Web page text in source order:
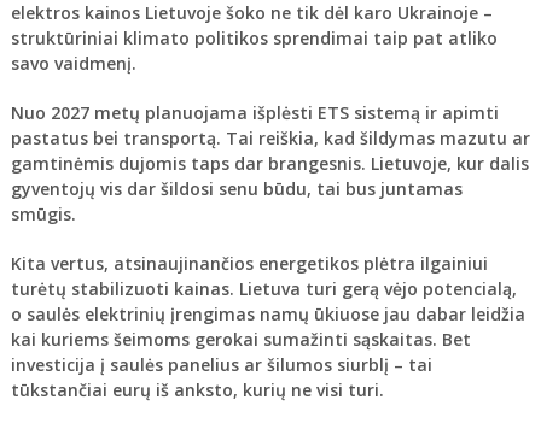
elektros kainos Lietuvoje šoko ne tik dėl karo Ukrainoje –
struktūriniai klimato politikos sprendimai taip pat atliko
savo vaidmenį.
Nuo 2027 metų planuojama išplėsti ETS sistemą ir apimti
pastatus bei transportą. Tai reiškia, kad šildymas mazutu ar
gamtinėmis dujomis taps dar brangesnis. Lietuvoje, kur dalis
gyventojų vis dar šildosi senu būdu, tai bus juntamas
smūgis.
Kita vertus, atsinaujinančios energetikos plėtra ilgainiui
turėtų stabilizuoti kainas. Lietuva turi gerą vėjo potencialą,
o saulės elektrinių įrengimas namų ūkiuose jau dabar leidžia
kai kuriems šeimoms gerokai sumažinti sąskaitas. Bet
investicija į saulės panelius ar šilumos siurblį – tai
tūkstančiai eurų iš anksto, kurių ne visi turi.